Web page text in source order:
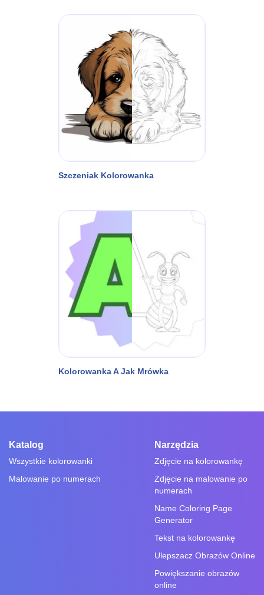
Szczeniak Kolorowanka
Kolorowanka A Jak Mrówka
Katalog
Wszystkie kolorowanki
Malowanie po numerach
Narzędzia
Zdjęcie na kolorowankę
Zdjęcie na malowanie po
numerach
Name Coloring Page
Generator
Tekst na kolorowankę
Ulepszacz Obrazów Online
Powiększanie obrazów
online